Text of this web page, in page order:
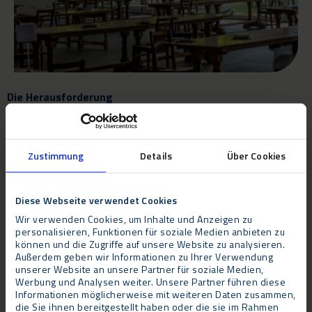
Zustimmung Details Über Cookies
Diese Webseite verwendet Cookies
Wir verwenden Cookies, um Inhalte und Anzeigen zu
personalisieren, Funktionen für soziale Medien anbieten zu
können und die Zugriffe auf unsere Website zu analysieren.
Außerdem geben wir Informationen zu Ihrer Verwendung
unserer Website an unsere Partner für soziale Medien,
Werbung und Analysen weiter. Unsere Partner führen diese
Informationen möglicherweise mit weiteren Daten zusammen,
die Sie ihnen bereitgestellt haben oder die sie im Rahmen
Die Herausforderung
Die Installation der temporären Speise- und
Küchenräumlichkeiten stellte die Techniker von Neptunus vor
eine komplizierte logistische Herausforderung. Die Strukturen
des Colleges herum gebaut werden. Auch der Zugang zu dem
Baugelände war eine Herausforderung, die durch die sorgfältige
Planung mit dem College gemeistert werden konnte.
Das Resultat
Matthew Phipps, Somerville’s Communications Manager,